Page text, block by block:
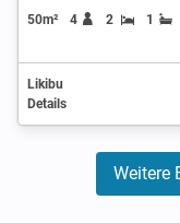
50m² 4 2 1
Likibu
Details
Weitere